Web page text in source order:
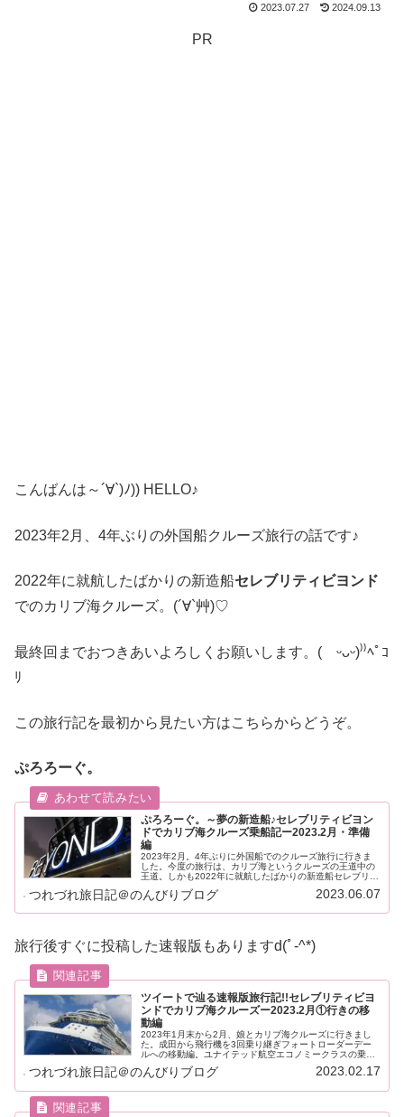
2023.07.27 2024.09.13
PR
こんばんは～´∀`)ﾉ)) HELLO♪
2023年2月、4年ぶりの外国船クルーズ旅行の話です♪
2022年に就航したばかりの新造船セレブリティビヨンド
でのカリブ海クルーズ。(´∀`艸)♡
最終回までおつきあいよろしくお願いします。( ᵕᴗᵕ)⁾⁾ﾍﾟｺ
ﾘ
この旅行記を最初から見たい方はこちらからどうぞ。
ぷろろーぐ。
ぷろろーぐ。～夢の新造船♪セレブリティビヨン
ドでカリブ海クルーズ乗船記ー2023.2月・準備
編
2023年2月。4年ぶりに外国船でのクルーズ旅行に行きま
した。今度の旅行は、カリブ海というクルーズの王道中の
王道。しかも2022年に就航したばかりの新造船セレブリテ
の道のりと予約のあれこれ。
つれづれ旅日記＠のんびりブログ 2023.06.07
旅行後すぐに投稿した速報版もありますd(ﾟ-^*)
ツイートで辿る速報版旅行記!!セレブリティビヨ
ンドでカリブ海クルーズー2023.2月①行きの移
動編
2023年1月末から2月、娘とカリブ海クルーズに行きまし
た。成田から飛行機を3回乗り継ぎフォートローダーデー
ルへの移動編。ユナイテッド航空エコノミークラスの乗り
心地は？ヒューストン、ニューヨーク、空港やトランジッ
トの話です。
つれづれ旅日記＠のんびりブログ 2023.02.17